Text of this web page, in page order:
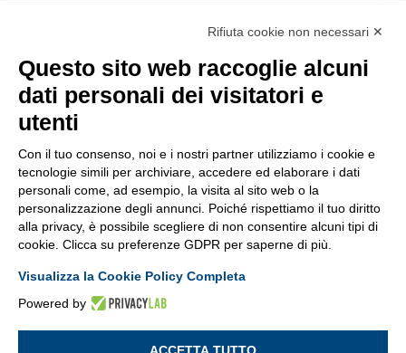
Reclami
Registro RUI
Procedura di policy
Modifica preferenze GDPR
Agente Generale: Claudio Creatura - iscrizione al RUI sezione
Rifiuta cookie non necessari ✕
Questo sito web raccoglie alcuni
dati personali dei visitatori e
utenti
Con il tuo consenso, noi e i nostri partner utilizziamo i cookie e
tecnologie simili per archiviare, accedere ed elaborare i dati
personali come, ad esempio, la visita al sito web o la
personalizzazione degli annunci. Poiché rispettiamo il tuo diritto
alla privacy, è possibile scegliere di non consentire alcuni tipi di
cookie. Clicca su preferenze GDPR per saperne di più.
Visualizza la Cookie Policy Completa
Powered by